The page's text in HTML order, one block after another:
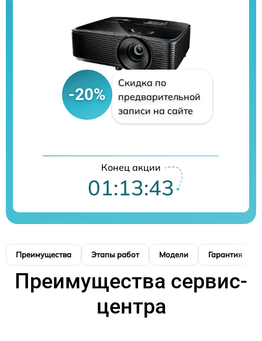
-20%
Скидка по
предварительной
записи на сайте
Конец акции
01:13:42
Преимущества Этапы работ Модели Гарантия
Преимущества сервис-
центра